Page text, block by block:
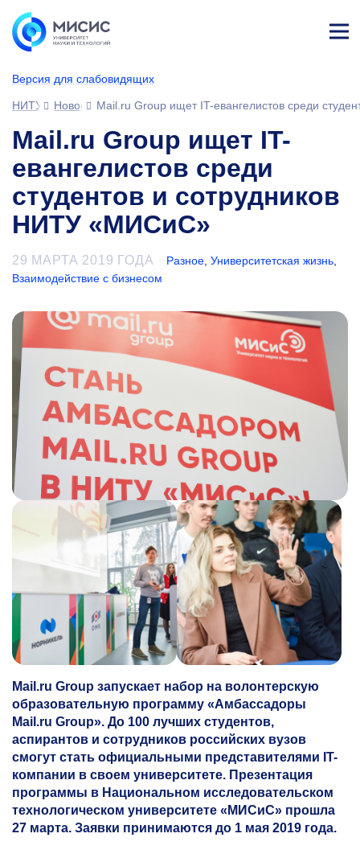
Версия для слабовидящих
ине
НИТУ МИСИС
НовостиMail.ru Group ищет IT-евангелистов среди
Mail.ru Group ищет IT-
евангелистов среди
студентов и сотрудников
НИТУ «МИСиС»
29 МАРТА 2019 ГОДА Разное ,Университетская жизнь
Взаимодействие с бизнесом
Mail.ru Group запускает набор на волонтерскую
образовательную программу «Амбассадоры
Mail.ru Group». До 100 лучших студентов,
аспирантов и сотрудников российских вузов
смогут стать официальными представителями IT-
компании в своем университете. Презентация
программы в Национальном исследовательском
технологическом университете «МИСиС» прошла
27 марта. Заявки принимаются до 1 мая 2019 года.